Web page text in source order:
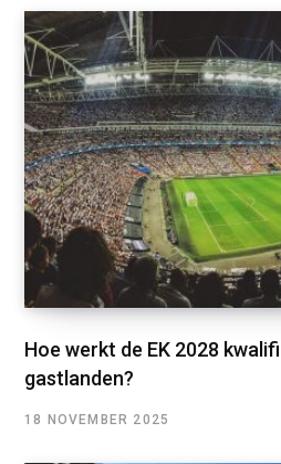
Hoe werkt de EK 2028
gastlanden?
18 NOVEMBER 2025